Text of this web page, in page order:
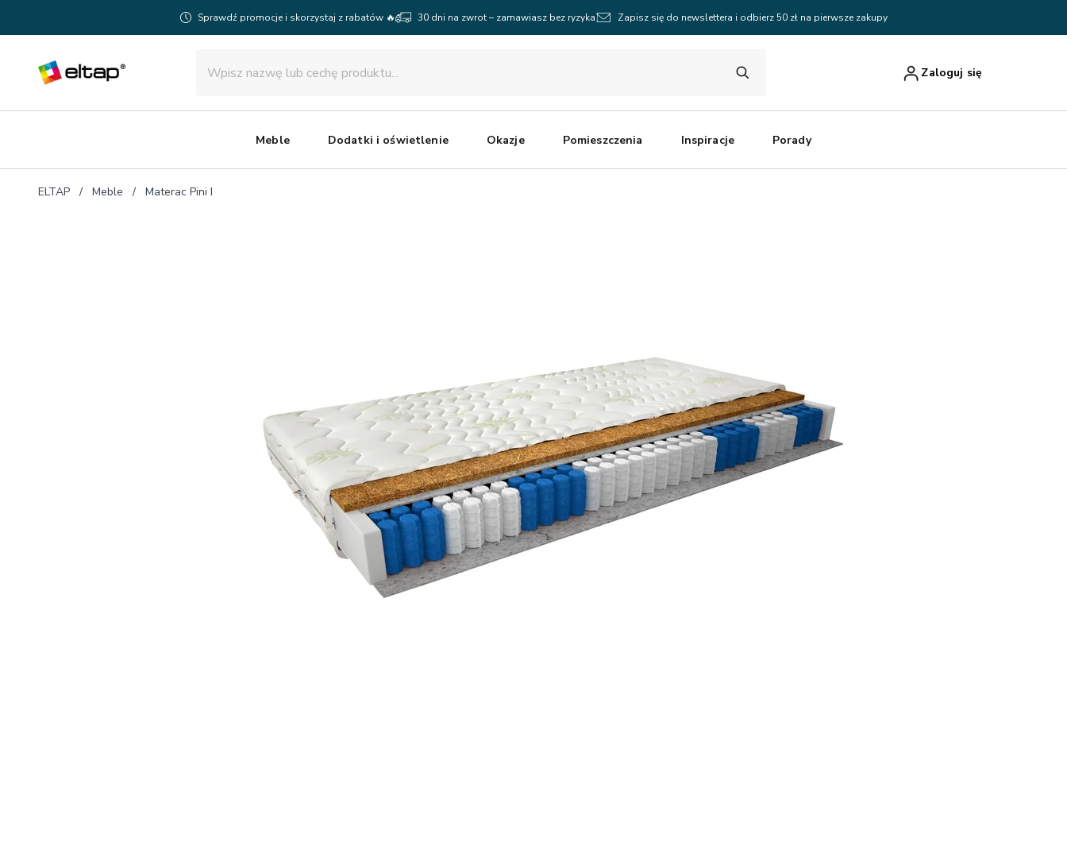
Sprawdź promocje i skorzystaj z rabatów 🔥 30 dni na zwrot – zamawiasz bez ryzyka Zapisz się do newslettera i odbierz 50 zł na pierwsze zakupy
Zaloguj się
Meble Dodatki i oświetlenie Okazje Pomieszczenia Inspiracje Porady
ELTAP Meble Materac Pini I